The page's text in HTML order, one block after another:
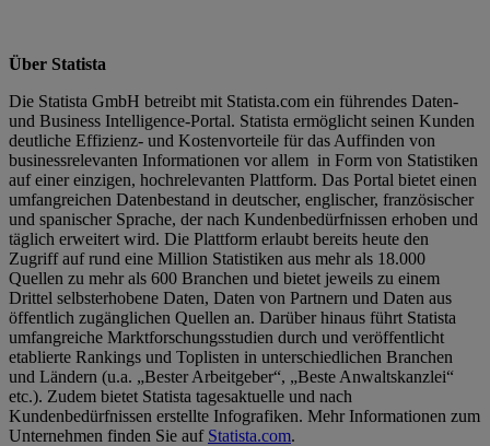
Über Statista
Die Statista GmbH betreibt mit Statista.com ein führendes Daten-
und Business Intelligence-Portal. Statista ermöglicht seinen Kunden
deutliche Effizienz- und Kostenvorteile für das Auffinden von
businessrelevanten Informationen vor allem in Form von Statistiken
auf einer einzigen, hochrelevanten Plattform. Das Portal bietet einen
umfangreichen Datenbestand in deutscher, englischer, französischer
und spanischer Sprache, der nach Kundenbedürfnissen erhoben und
täglich erweitert wird. Die Plattform erlaubt bereits heute den
Zugriff auf rund eine Million Statistiken aus mehr als 18.000
Quellen zu mehr als 600 Branchen und bietet jeweils zu einem
Drittel selbsterhobene Daten, Daten von Partnern und Daten aus
öffentlich zugänglichen Quellen an. Darüber hinaus führt Statista
umfangreiche Marktforschungsstudien durch und veröffentlicht
etablierte Rankings und Toplisten in unterschiedlichen Branchen
und Ländern (u.a. „Bester Arbeitgeber“, „Beste Anwaltskanzlei“
etc.). Zudem bietet Statista tagesaktuelle und nach
Kundenbedürfnissen erstellte Infografiken. Mehr Informationen zum
Unternehmen finden Sie auf Statista.com.